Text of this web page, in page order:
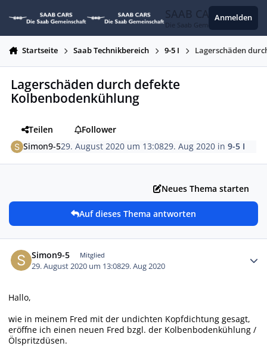
SAAB CARS
Die Saab Gemeinschaft
Anmelden
Startseite Saab Technikbereich 9-5 I Lagerschäden
Lagerschäden durch defekte
Kolbenbodenkühlung
Teilen
Follower
Simon9-529. August 2020 um 13:0829. Aug 2020 in9-5 I
Neues Thema starten
Auf dieses Thema antworten
Simon9-5 Mitglied
29. August 2020 um 13:0829. Aug 2020
Hallo,
wie in meinem Fred mit der undichten Kopfdichtung gesagt,
eröffne ich einen neuen Fred bzgl. der Kolbenbodenkühlung /
Ölspritzdüsen.